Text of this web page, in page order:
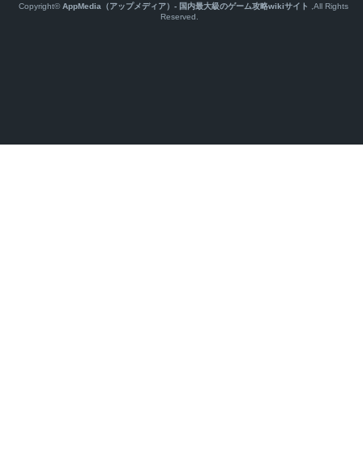
Copyright©AppMedia（アップメディア）- 国内最大級のゲーム攻略wikiサイト
,All Rights
Reserved.